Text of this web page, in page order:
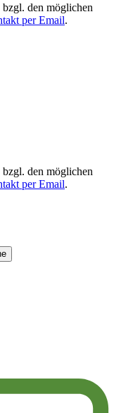
den möglichen
per Email.
den möglichen
per Email.